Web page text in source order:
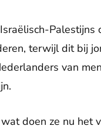
Palestijns
terwijl dit bij
van
doen ze nu het